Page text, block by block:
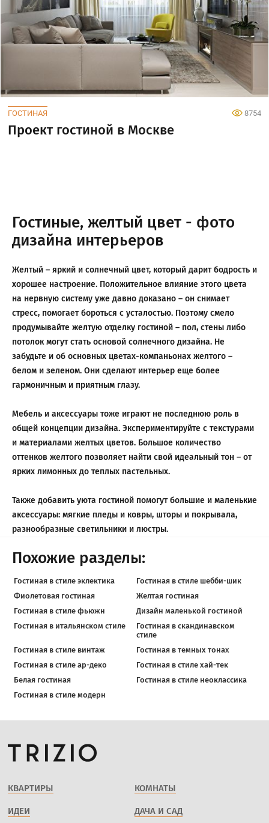
ГОСТИНАЯ 8754
Проект гостиной в Москве
Гостиные, желтый цвет - фото
дизайна интерьеров
Желтый – яркий и солнечный цвет, который дарит бодрость и
хорошее настроение. Положительное влияние этого цвета
на нервную систему уже давно доказано – он снимает
стресс, помогает бороться с усталостью. Поэтому смело
продумывайте желтую отделку гостиной – пол, стены либо
потолок могут стать основой солнечного дизайна. Не
забудьте и об основных цветах-компаньонах желтого –
белом и зеленом. Они сделают интерьер еще более
гармоничным и приятным глазу.
Мебель и аксессуары тоже играют не последнюю роль в
общей концепции дизайна. Экспериментируйте с текстурами
и материалами желтых цветов. Большое количество
оттенков желтого позволяет найти свой идеальный тон – от
ярких лимонных до теплых пастельных.
Также добавить уюта гостиной помогут большие и маленькие
аксессуары: мягкие пледы и ковры, шторы и покрывала,
разнообразные светильники и люстры.
Похожие разделы:
Гостиная в стиле эклектика
Гостиная в стиле шебби-шик
Фиолетовая гостиная
Желтая гостиная
Гостиная в стиле фьюжн
Дизайн маленькой гостиной
Гостиная в итальянском стиле
Гостиная в скандинавском
стиле
Гостиная в стиле винтаж
Гостиная в темных тонах
Гостиная в стиле ар-деко
Гостиная в стиле хай-тек
Белая гостиная
Гостиная в стиле неоклассика
Гостиная в стиле модерн
КВАРТИРЫ КОМНАТЫ
ИДЕИ ДАЧА И САД